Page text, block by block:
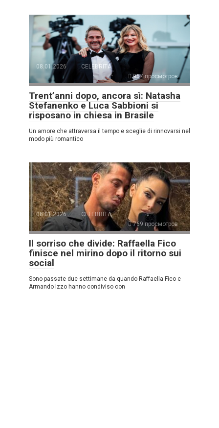
08.01.2026
CELEBRITÀ
957 просмотров
Trent’anni dopo, ancora sì: Natasha
Stefanenko e Luca Sabbioni si
risposano in chiesa in Brasile
Un amore che attraversa il tempo e sceglie di rinnovarsi nel
modo più romantico
08.01.2026
CELEBRITÀ
769 просмотров
Il sorriso che divide: Raffaella Fico
finisce nel mirino dopo il ritorno sui
social
Sono passate due settimane da quando Raffaella Fico e
Armando Izzo hanno condiviso con